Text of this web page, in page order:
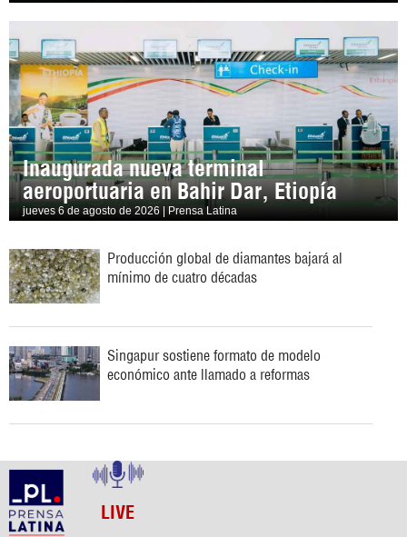
Inaugurada nueva terminal
aeroportuaria en Bahir Dar, Etiopía
jueves 6 de agosto de 2026 | Prensa Latina
Producción global de diamantes bajará al
mínimo de cuatro décadas
Singapur sostiene formato de modelo
económico ante llamado a reformas
LIVE